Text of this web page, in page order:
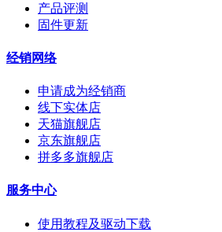
产品评测
固件更新
经销网络
申请成为经销商
线下实体店
天猫旗舰店
京东旗舰店
拼多多旗舰店
服务中心
使用教程及驱动下载